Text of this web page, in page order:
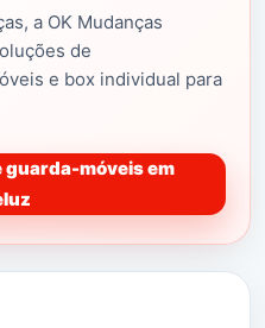
a OK Mudanças
de
e box individual para
guarda-móveis em